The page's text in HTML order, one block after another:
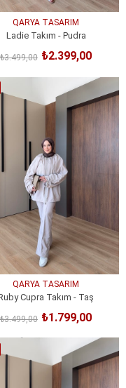
QARYA TASARIM
Ladie Takım - Pudra
₺2.399,00
₺3.499,00
QARYA TASARIM
Cupra Takım - Taş
₺1.799,00
₺3.499,00
SEPETE EKLE